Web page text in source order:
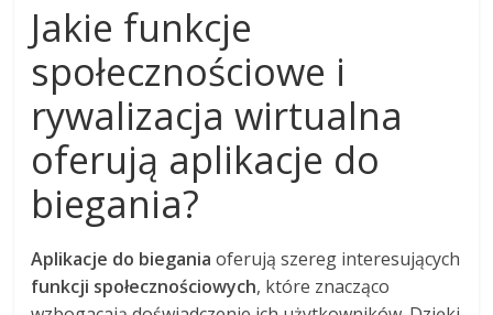
Jakie funkcje
społecznościowe i
rywalizacja wirtualna
oferują aplikacje do
biegania?
Aplikacje do biegania oferują szereg interesujących
funkcji społecznościowych, które znacząco